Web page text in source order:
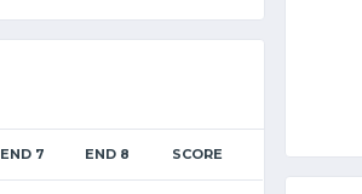
END 7 END 8 SCORE